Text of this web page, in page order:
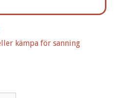
kämpa för sanning